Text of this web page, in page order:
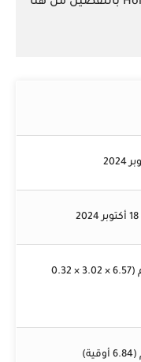
لمعرفة مواصفات Honor X7c بالتفصيل من هنا
166.9 × 76.8 × 8.1 مم (6.57 × 3.02 × 0.32